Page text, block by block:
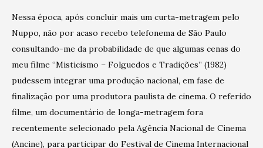
Nessa época, após concluir mais um curta-metragem pelo
Nuppo, não por acaso recebo telefonema de São Paulo
consultando-me da probabilidade de que algumas cenas do
meu filme “Misticismo – Folguedos e Tradições” (1982)
pudessem integrar uma produção nacional, em fase de
finalização por uma produtora paulista de cinema. O referido
filme, um documentário de longa-metragem fora
recentemente selecionado pela Agência Nacional de Cinema
(Ancine), para participar do Festival de Cinema Internacional